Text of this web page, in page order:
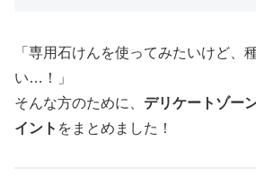
「専用石けんを使ってみたいけど、
い…！」
そんな方のために、 デリケートゾー
イント をまとめました！